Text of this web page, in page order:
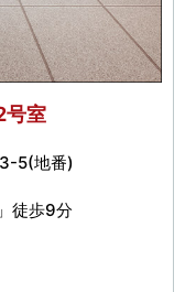
室
5(地番)
徒歩9分